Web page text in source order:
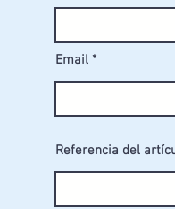
Email
Referencia del